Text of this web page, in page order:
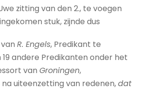
zitting van den 2., te voegen
stuk, zijnde dus
R. Engels, Predikant te
19 andere Predikanten onder het
van Groningen,
uiteenzetting van redenen,dat